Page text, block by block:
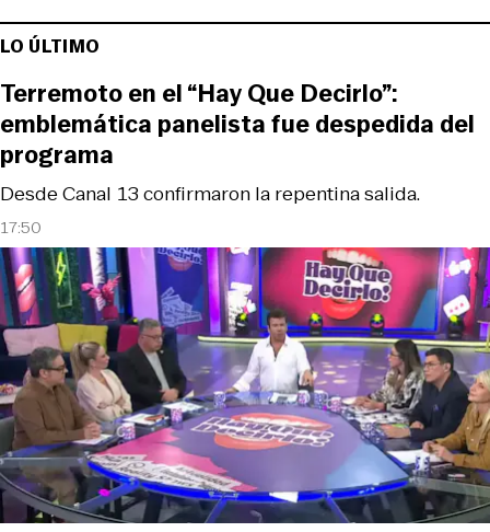
LO ÚLTIMO
17:50
Desde Canal 13 confirmaron la repentina salida.
Terremoto en el “Hay Que Decirlo”:
emblemática panelista fue despedida del
programa